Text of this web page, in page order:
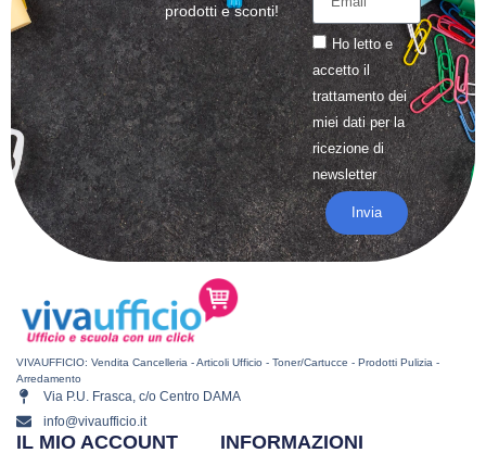
prodotti e sconti!
Ho letto e
accetto il
trattamentodei
miei dati per la
ricezione di
newsletter
Invia
VIVAUFFICIO: Vendita Cancelleria - Articoli Ufficio - Toner/Cartucce - Prodotti Pulizia -
Arredamento
Via P.U. Frasca, c/o Centro DAMA
info@vivaufficio.it
INFORMAZIONI
IL MIO ACCOUNT